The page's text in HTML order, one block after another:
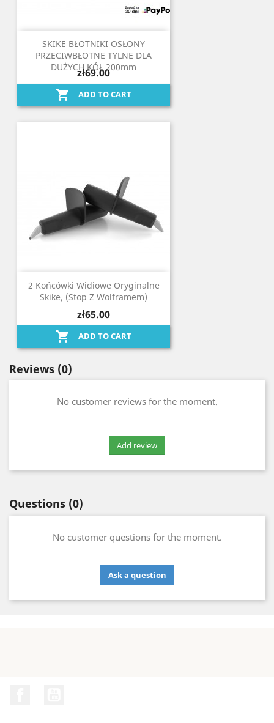
SKIKE BŁOTNIKI OSŁONY
PRZECIWBŁOTNE TYLNE DLA
DUŻYCH KÓŁ 200mm
zł69.00
 ADD TO CART
2 Końcówki Widiowe Oryginalne
Skike, (stop Z Wolframem)
zł65.00
 ADD TO CART
Reviews (0)
No customer reviews for the moment.
Questions (0)
No customer questions for the moment.
Ask a question